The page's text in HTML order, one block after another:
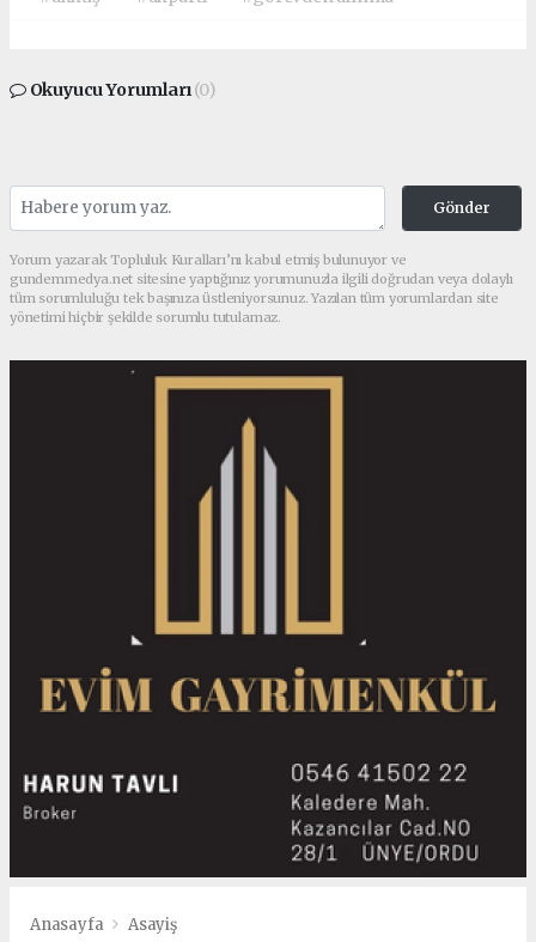
Okuyucu Yorumları(0)
Gönder
Yorum yazarak Topluluk Kuralları’nı kabul etmiş bulunuyor ve
gundemmedya.net sitesine yaptığınız yorumunuzla ilgili doğrudan veya dolaylı
tüm sorumluluğu tek başınıza üstleniyorsunuz. Yazılan tüm yorumlardan site
yönetimi hiçbir şekilde sorumlu tutulamaz.
Anasayfa Asayiş